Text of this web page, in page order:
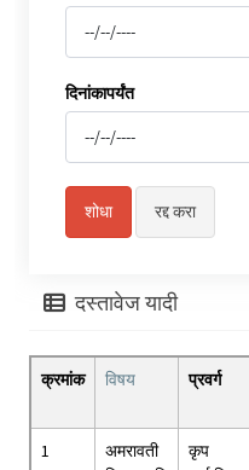
दिनांकापर्यंत
दस्तावेज यादी
क्रमांक विषय प्रवर्ग
1
अमरावती
कृप